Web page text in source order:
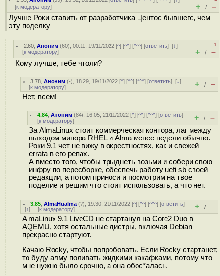
[к модератору] + / –
Лучше Роки ставить от разработчика Центос бывшего, чем
эту поделку
2.60 ,Аноним (60), 00:11, 19/11/2022 [^] [^^] [^^^] [ответить][↓]
[к модератору]
–1
+ / –
Кому лучше, тебе чтоли?
3.78 ,Аноним (-), 18:29, 19/11/2022 [^] [^^] [^^^] [ответить][↓]
[к модератору] + / –
Нет, всем!
4.84 ,Аноним (84), 16:05, 21/11/2022 [^] [^^] [^^^] [ответить]
[к модератору] + / –
За AlmaLinux стоит коммерческая контора, лаг между
выходом минора RHEL и Alma менее недели обычно.
Роки 9.1 чет не вижу в окрестностях, как и свежей
errata в его репах.
А вместо того, чтобы трыднеть возьми и собери свою
инфру по пересборке, обеспечь работу uefi sb своей
редакции, а потом приноси и посмотрим на твое
поделие и решим что стоит использовать, а что нет.
3.85 ,AlmaHualma (?), 19:30, 21/11/2022 [^] [^^] [^^^] [ответить]
[↑] [к модератору] + / –
AlmaLinux 9.1 LiveCD не стартанул на Core2 Duo в
AQEMU, хотя остальные дистры, включая Debian,
прекрасно стартуют.
Качаю Rocky, чтобы попробовать. Если Rocky стартанет,
то буду алму поливать жидкими какафками, потому что
мне нужно было срочно, а она обос*алась.